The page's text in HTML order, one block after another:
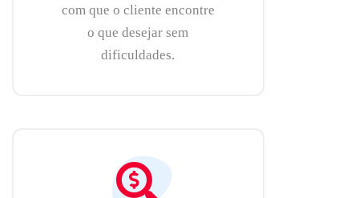
com que o cliente encontre
o que desejar sem
dificuldades.